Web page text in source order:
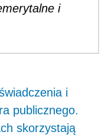
i
i
publicznego.
skorzystają